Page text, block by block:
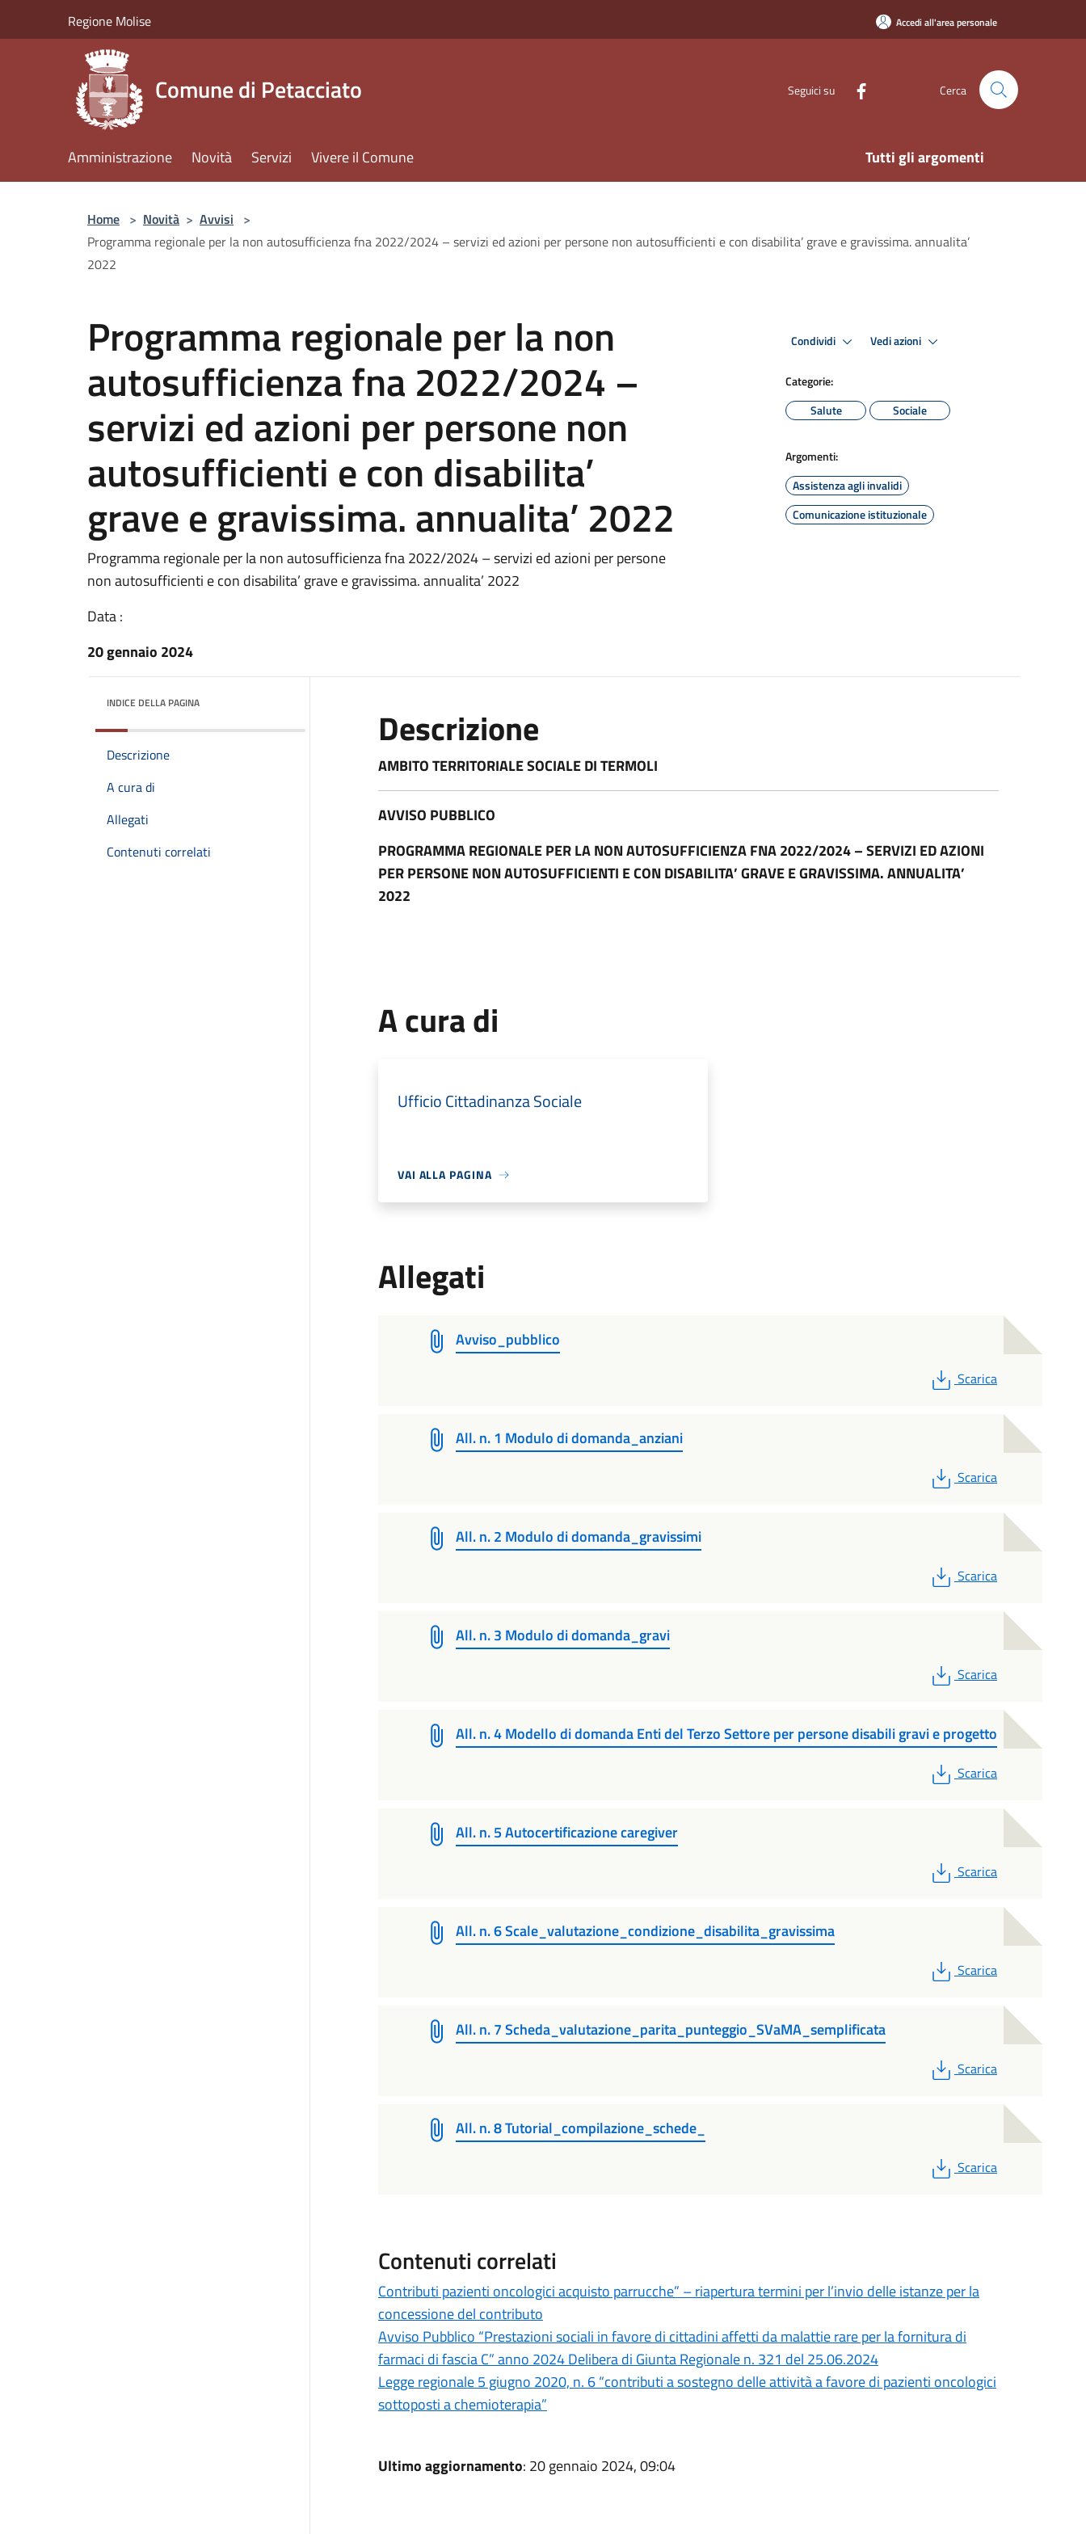
Regione Molise Accedi all'area personale
Comune di Petacciato Seguici su Cerca
Amministrazione Novità Servizi Vivere il Comune Tutti gli argomenti
Home > Novità > Avvisi >
Programma regionale per la non autosufficienza fna 2022/2024 – servizi ed azioni per persone non autosufficienti e con disabilita’ grave e gravissima. annualita’
2022
Programma regionale per la non
autosufficienza fna 2022/2024 –
servizi ed azioni per persone non
autosufficienti e con disabilita’
grave e gravissima. annualita’ 2022
Programma regionale per la non autosufficienza fna 2022/2024 – servizi ed azioni per persone
non autosufficienti e con disabilita’ grave e gravissima. annualita’ 2022
Data :
20 gennaio 2024
Condividi Vedi azioni
Categorie:
Salute
Sociale
Argomenti:
Assistenza agli invalidi
Comunicazione istituzionale
INDICE DELLA PAGINA
Descrizione
A cura di
Allegati
Contenuti correlati
Descrizione
AMBITO TERRITORIALE SOCIALE DI TERMOLI
AVVISO PUBBLICO
PROGRAMMA REGIONALE PER LA NON AUTOSUFFICIENZA FNA 2022/2024 – SERVIZI ED AZIONI
PER PERSONE NON AUTOSUFFICIENTI E CON DISABILITA’ GRAVE E GRAVISSIMA. ANNUALITA’
2022
A cura di
Ufficio Cittadinanza Sociale
VAI ALLA PAGINA
Allegati
Avviso_pubblico
PDF
Scarica
All. n. 1 Modulo di domanda_anziani
PDF
Scarica
All. n. 2 Modulo di domanda_gravissimi
PDF
Scarica
All. n. 3 Modulo di domanda_gravi
PDF
Scarica
All. n. 4 Modello di domanda Enti del Terzo Settore per persone disabili gravi e progetto
PDF
Scarica
All. n. 5 Autocertificazione caregiver
PDF
Scarica
All. n. 6 Scale_valutazione_condizione_disabilita_gravissima
PDF
Scarica
All. n. 7 Scheda_valutazione_parita_punteggio_SVaMA_semplificata
PDF
Scarica
All. n. 8 Tutorial_compilazione_schede_
PDF
Scarica
Contenuti correlati
Contributi pazienti oncologici acquisto parrucche” – riapertura termini per l’invio delle istanze per la
concessione del contributo
Avviso Pubblico “Prestazioni sociali in favore di cittadini affetti da malattie rare per la fornitura di
farmaci di fascia C” anno 2024 Delibera di Giunta Regionale n. 321 del 25.06.2024
Legge regionale 5 giugno 2020, n. 6 “contributi a sostegno delle attività a favore di pazienti oncologici
sottoposti a chemioterapia”
Ultimo aggiornamento: 20 gennaio 2024, 09:04